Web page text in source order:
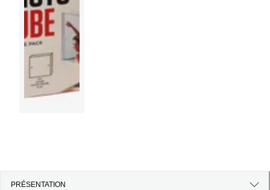
PRÉSENTATION